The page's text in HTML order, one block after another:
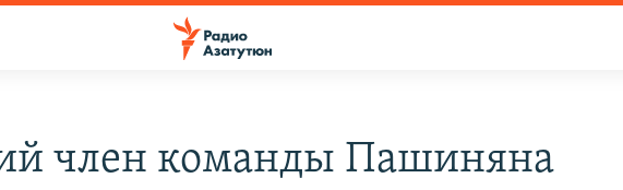
член команды Пашиняна